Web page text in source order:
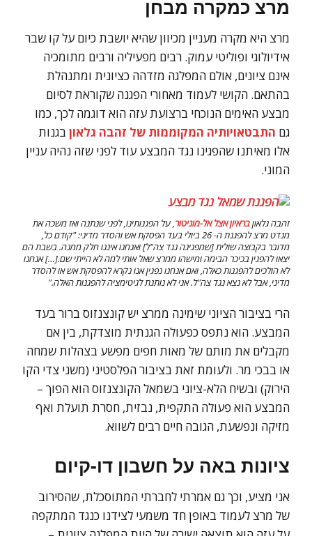
מרצ כמקרה מבחן
מרצ היא מקרה מעניין מכיוון שהיא יושבת כיום על קו שבר
אידיולוגי ופוליטי עמוק. רבים מפעיליה ורבים מתומכיה
אינם ציונים, אולם המפלגה מזדהה כציונית ומתנהלת
בהתאם. הקושי לעמוד מאחורי הפגנה שקוראת לסיום
מבצע האימים הנוכחי ברצועת עזה הוא דוגמה לכך, כמו
גם התבטאויותיה המקוממות של זהבה גלאון בגנות
אלו מאיתנו שהפגינו נגד המבצע עוד לפני שזה נהיה עניין
המוני.
זהבה גלאוןבראיון אצל אל-מוניטור, על הפגנותינו, לפני שנתנה ואז משכה את
מנדט מרצ להפגנת ה- 26 ביולי בעד הפסקת אש והסדר מדיני: "קודם כל,
מדובר בקבוצה שולית [שמפגינה נגד צה"ל] ואנחנו איננו חלק ממנה. בשבת הם
יצאו להפגין בכיכר הבימה ומישהו ממרצ שאל אותי למה לא הייתי שם.[…] אנחנו
לא הולכים להפגנות כאלה, ואם אנחנו נפגין אנו נקרא להפסקת אש או להסדר
מדיני, אבל לא נצא נגד צה"ל. אני לא נותנת לגיטימציה להפגנות האלה."
הרי בציבור הציוני שימינה ממרצ יש קונצנזוס ברור בעד
המבצע. הוא נתפס כפעולה הגנתית מוצדקת, בין אם
מקבלים את מותם של מאות חפים מפשע בצהלות שמחה
או בבכי מר. ולעומת זאת בציבור הפלסטיני (משני צדי הקו
הירוק) ובשיח הלא-ציוני בשמאל הקונצנזוס הוא הפוך –
המבצע הוא פעולה התקפית, נבזית, חסרת תועלת ואף
מזיקה ונפשעת, הגובה חיים רבים לשווא.
ציונות באה על חשבון דו-קיום
אני מציע, וכך גם אמרתי לחברתי המתוסכלת, שהסירוב
של מרצ לעמוד באופן חד משמעי לצידנו כנגד המתקפה